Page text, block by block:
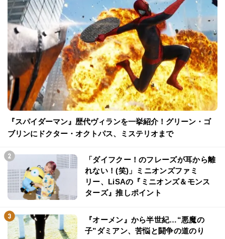
『スパイダーマン』歴代ヴィランを一挙紹介！グリーン・ゴ
ブリンにドクター・オクトパス、ミステリオまで
「ダイフクー！のフレーズが耳から離
れない！(笑)」ミニオンズファミ
リー、LiSAの『ミニオンズ＆モンス
ターズ』推しポイント
『オーメン』から半世紀…“悪魔の
子”ダミアン、苦悩と闘争の道のり